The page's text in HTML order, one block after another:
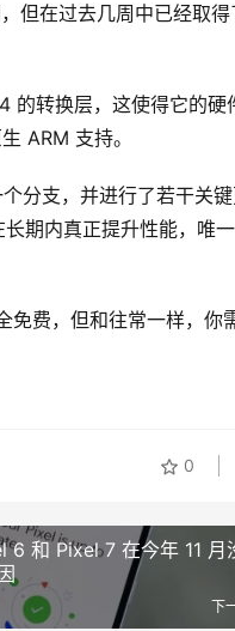
但在过去几周中已经取得
的转换层，这使得它的硬
ARM 支持。
分支，并进行了若干关
期内真正提升性能，唯
免费，但和往常一样，你
0
6 和 Pixel 7 在今年 11 月
下